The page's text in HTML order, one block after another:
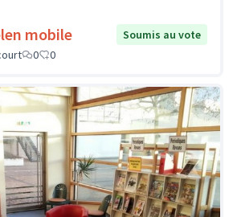
mobile
Soumis au vote
0 0